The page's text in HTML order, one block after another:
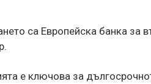
са Европейска банка за
е ключова за